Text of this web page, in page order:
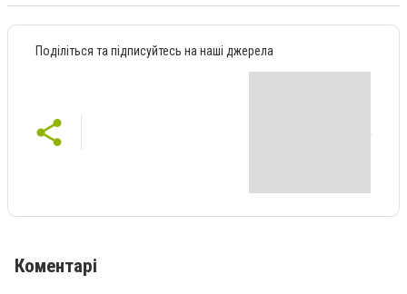
Поділіться та підписуйтесь на наші джерела
Коментарі